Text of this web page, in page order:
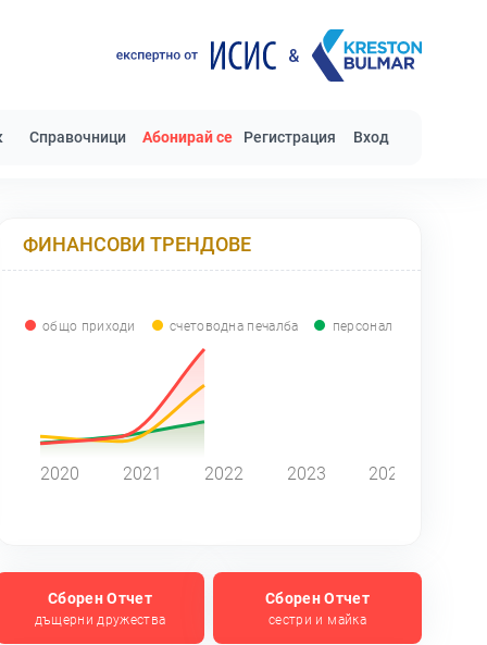
Справочници Абонирай се Регистрация Вход
ФИНАНСОВИ ТРЕНДОВЕ
общо приходи счетоводна печалба персонал
2020 2021 2022 2023 2024
Сборен Отчет
дъщерни дружества
Сборен Отчет
сестри и майка